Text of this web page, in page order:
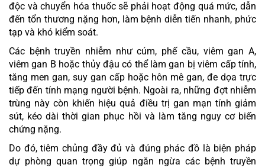
độc và chuyển hóa thuốc sẽ phải hoạt động quá mức, dẫn
đến tổn thương nặng hơn, làm bệnh diễn tiến nhanh, phức
tạp và khó kiểm soát.
Các bệnh truyền nhiễm như cúm, phế cầu, viêm gan A,
viêm gan B hoặc thủy đậu có thể làm gan bị viêm cấp tính,
tăng men gan, suy gan cấp hoặc hôn mê gan, đe dọa trực
tiếp đến tính mạng người bệnh. Ngoài ra, những đợt nhiễm
trùng này còn khiến hiệu quả điều trị gan mạn tính giảm
sút, kéo dài thời gian phục hồi và làm tăng nguy cơ biến
chứng nặng.
Do đó, tiêm chủng đầy đủ và đúng phác đồ là biện pháp
dự phòng quan trọng giúp ngăn ngừa các bệnh truyền